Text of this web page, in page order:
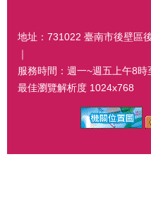
地址：731022 臺南市後壁區
｜
服務時間：週一~週五上午8
最佳瀏覽解析度 1024x768